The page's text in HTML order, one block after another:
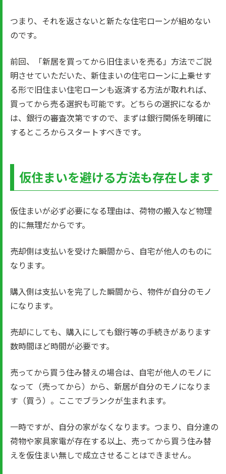
つまり、それを返さないと新たな住宅ローンが組めない
のです。
前回、「新居を買ってから旧住まいを売る」方法でご説
明させていただいた、新住まいの住宅ローンに上乗せす
る形で旧住まい住宅ローンも返済する方法が取れれば、
買ってから売る選択も可能です。どちらの選択になるか
は、銀行の審査次第ですので、まずは銀行関係を明確に
するところからスタートすべきです。
仮住まいを避ける方法も存在します
仮住まいが必ず必要になる理由は、荷物の搬入など物理
的に無理だからです。
売却側は支払いを受けた瞬間から、自宅が他人のものに
なります。
購入側は支払いを完了した瞬間から、物件が自分のモノ
になります。
売却にしても、購入にしても銀行等の手続きがあります
数時間ほど時間が必要です。
売ってから買う住み替えの場合は、自宅が他人のモノに
なって（売ってから）から、新居が自分のモノになりま
す（買う）。ここでブランクが生まれます。
一時ですが、自分の家がなくなります。つまり、自分達の
荷物や家具家電が存在する以上、売ってから買う住み替
えを仮住まい無しで成立させることはできません。